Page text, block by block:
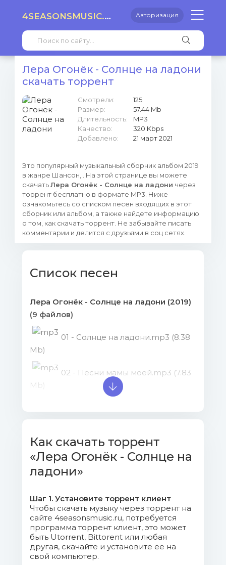
4SEASONSMUSIC.RU Авторизация
Лера Огонёк - Солнце на ладони
скачать торрент
Смотрели:
125
Размер:
57.44 Mb
Длительность:
MP3
Качество:
320 Kbps
Добавлено:
21 март 2021
Это популярный музыкальный сборник альбом 2019
в жанре Шансон, . На этой странице вы можете
скачатьЛера Огонёк - Солнце на ладони через
торрент бесплатно в формате MP3. Ниже
ознакомьтесь со списком песен входящих в этот
сборник или альбом, а также найдете информацию
о том, как скачать торрент. Не забывайте писать
комментарии и делится с друзьями в соц сетях.
Список песен
Лера Огонёк - Солнце на ладони (2019)
(9 файлов)
01 - Солнце на ладони.mp3 (8.38
Mb)
02 - Песни мамы моей.mp3 (7.83
Mb)
05 - Лера плюс Витя.mp3 (8.23
Mb)
07 - Ветерок (Памяти Кати
Огонёк).mp3 (8.55 Mb)
picture1.jpg (183.32 Kb)
Как скачать торрент
«Лера Огонёк - Солнце на
ладони»
Шаг 1. Установите торрент клиент
Чтобы скачать музыку через торрент на
сайте 4seasonsmusic.ru, потребуется
программа торрент клиент, это может
быть Utorrent, Bittorent или любая
другая, скачайте и установите ее на
свой компьютер.